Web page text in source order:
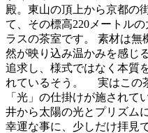
殿。東山の頂上から京都
て、その標高220メートル
ラスの茶室です。 素材は無
然が映り込み温かみを感じ
追求し、様式ではなく本質
れているそう。 実はこの
「光」の仕掛けが施されて
井から太陽の光とプリズム
幸運な事に、少しだけ拝見